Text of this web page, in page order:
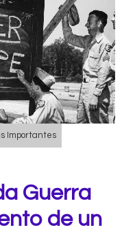
Importantes
Guerra
de un